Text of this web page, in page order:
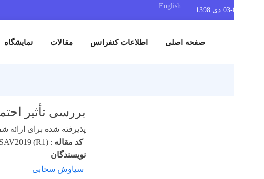
English
صفحه اصلی اطلاعات کنفرانس مقالات نمایشگاه ثبت
بررسی تأثیر
پذیرفته شده برای ارائه شفاهی
:
1108-ISAV2019 (R1)
نویسندگان
سیاوش سحابی